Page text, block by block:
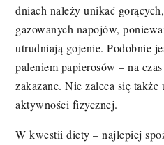
dniach należy unikać
gazowanych napojów,
utrudniają gojenie. Podobnie
paleniem papierosów – na
zakazane. Nie zaleca się
aktywności fizycznej.
W kwestii diety – najlepiej